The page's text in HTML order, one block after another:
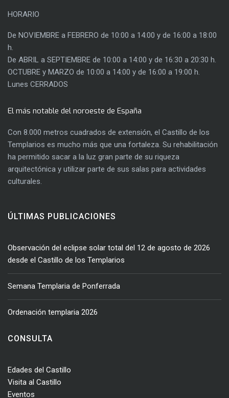
HORARIO
De NOVIEMBRE a FEBRERO de 10:00 a 14:00 y de 16:00 a 18:00
h.
De ABRIL a SEPTIEMBRE de 10:00 a 14:00 y de 16:30 a 20:30 h.
OCTUBRE y MARZO de 10:00 a 14:00 y de 16:00 a 19:00 h.
Lunes CERRADOS
El más notable del noroeste de España
Con 8.000 metros cuadrados de extensión, el Castillo de los
Templarios es mucho más que una fortaleza. Su rehabilitación
ha permitido sacar a la luz gran parte de su riqueza
arquitectónica y utilizar parte de sus salas para actividades
culturales.
ÚLTIMAS PUBLICACIONES
Observación del eclipse solar total del 12 de agosto de 2026
desde el Castillo de los Templarios
Semana Templaria de Ponferrada
Ordenación templaria 2026
CONSULTA
Edades del Castillo
Visita al Castillo
Eventos